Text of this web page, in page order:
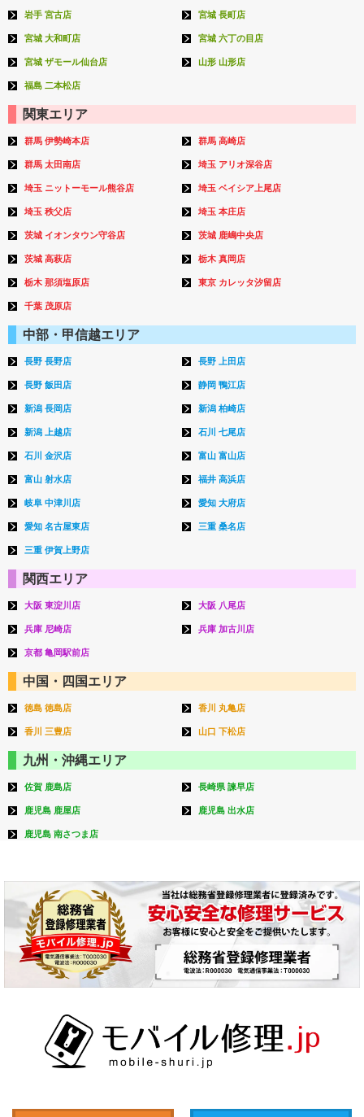
岩手 宮古店 宮城 長町店
宮城 大和町店 宮城 六丁の目店
宮城 ザモール仙台店 山形 山形店
福島 二本松店
関東エリア
群馬 伊勢崎本店 群馬 高崎店
群馬 太田南店 埼玉 アリオ深谷店
埼玉 ニットーモール熊谷店 埼玉 ベイシア上尾店
埼玉 秩父店 埼玉 本庄店
茨城 イオンタウン守谷店 茨城 鹿嶋中央店
茨城 高萩店 栃木 真岡店
栃木 那須塩原店 東京 カレッタ汐留店
千葉 茂原店
中部・甲信越エリア
長野 長野店 長野 上田店
長野 飯田店 静岡 鴨江店
新潟 長岡店 新潟 柏崎店
新潟 上越店 石川 七尾店
石川 金沢店 富山 富山店
富山 射水店 福井 高浜店
岐阜 中津川店 愛知 大府店
愛知 名古屋東店 三重 桑名店
三重 伊賀上野店
関西エリア
大阪 東淀川店 大阪 八尾店
兵庫 尼崎店 兵庫 加古川店
京都 亀岡駅前店
中国・四国エリア
徳島 徳島店 香川 丸亀店
香川 三豊店 山口 下松店
九州・沖縄エリア
佐賀 鹿島店 長崎県 諫早店
鹿児島 鹿屋店 鹿児島 出水店
鹿児島 南さつま店